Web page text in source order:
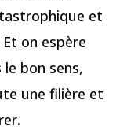
et
on espère
bon sens,
une filière et